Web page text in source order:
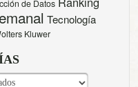
de Datos
Tecnología
Kluwer